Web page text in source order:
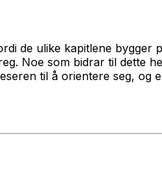
de ulike kapitlene bygger
Noe som bidrar til dette
til å orientere seg, og